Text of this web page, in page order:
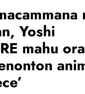
Yoshi
mahu